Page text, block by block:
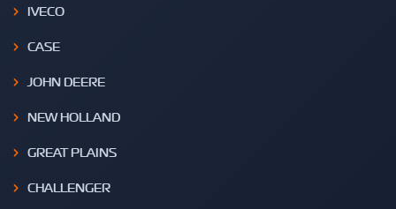
IVECO
CASE
JOHN DEERE
NEW HOLLAND
GREAT PLAINS
CHALLENGER